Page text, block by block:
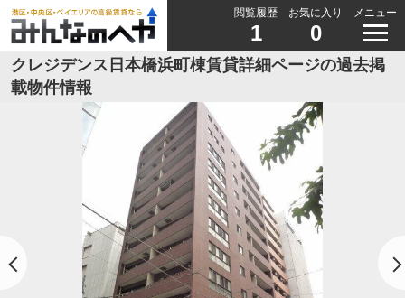
閲覧履歴
1
お気に入り
0
メニュー
クレジデンス日本橋浜町棟賃貸詳細ページの過去掲
載物件情報